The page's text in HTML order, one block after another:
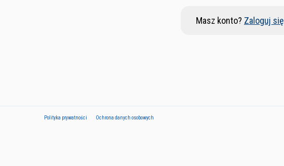
Masz konto? Zaloguj się
Polityka prywatności Ochrona danych osobowych